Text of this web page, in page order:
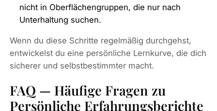
nicht in Oberflächengruppen, die nur nach
Unterhaltung suchen.
Wenn du diese Schritte regelmäßig durchgehst,
entwickelst du eine persönliche Lernkurve, die dich
sicherer und selbstbestimmter macht.
FAQ — Häufige Fragen zu
Persönliche Erfahrungsberichte